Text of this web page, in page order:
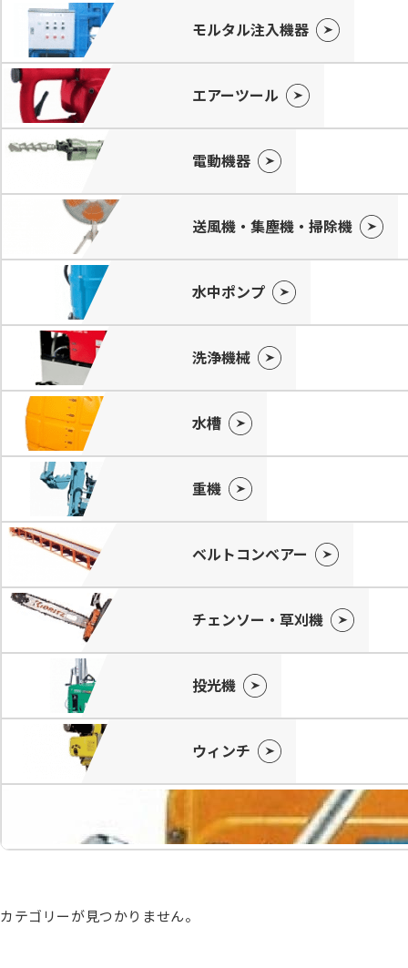
モルタル注入機器
エアーツール
電動機器
送風機・集塵機・掃除機
水中ポンプ
洗浄機械
水槽
重機
ベルトコンベアー
チェンソー・草刈機
投光機
ウィンチ
カテゴリーが見つかりません。